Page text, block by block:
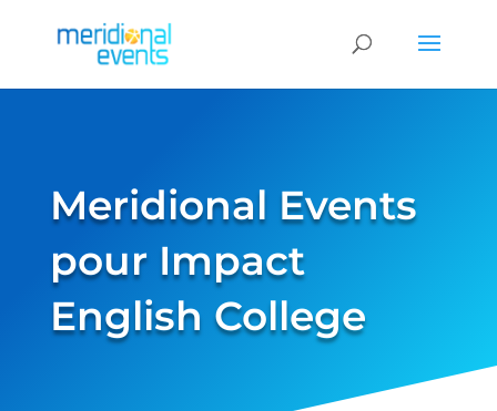
Meridional Events
pour Impact
English College